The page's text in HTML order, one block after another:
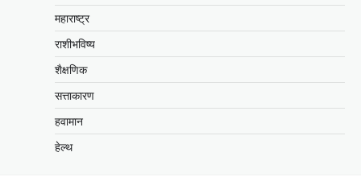
महाराष्ट्र
राशीभविष्य
शैक्षणिक
सत्ताकारण
हवामान
हेल्थ